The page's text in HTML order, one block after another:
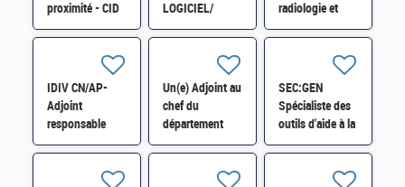
proximité - CID
34 - B - PAU -
LOGICIEL/
GESTIONNAIRE
radiologie et
physique
IDIV CN/AP-
Adjoint
responsable
division
Humaines -
Un(e) Adjoint au
chef du
département
Comptabilité
SEC:GEN
Spécialiste des
outils d'aide à la
traduction H/F